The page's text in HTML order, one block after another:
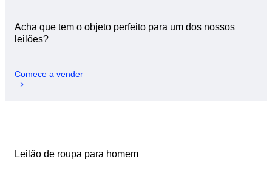
Acha que tem o objeto perfeito para um dos nossos
leilões?
Comece a vender
Leilão de roupa para homem